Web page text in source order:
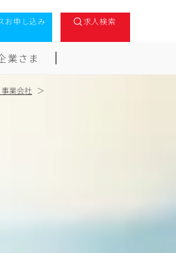
お申し込み 求人検索
業さま
業会社